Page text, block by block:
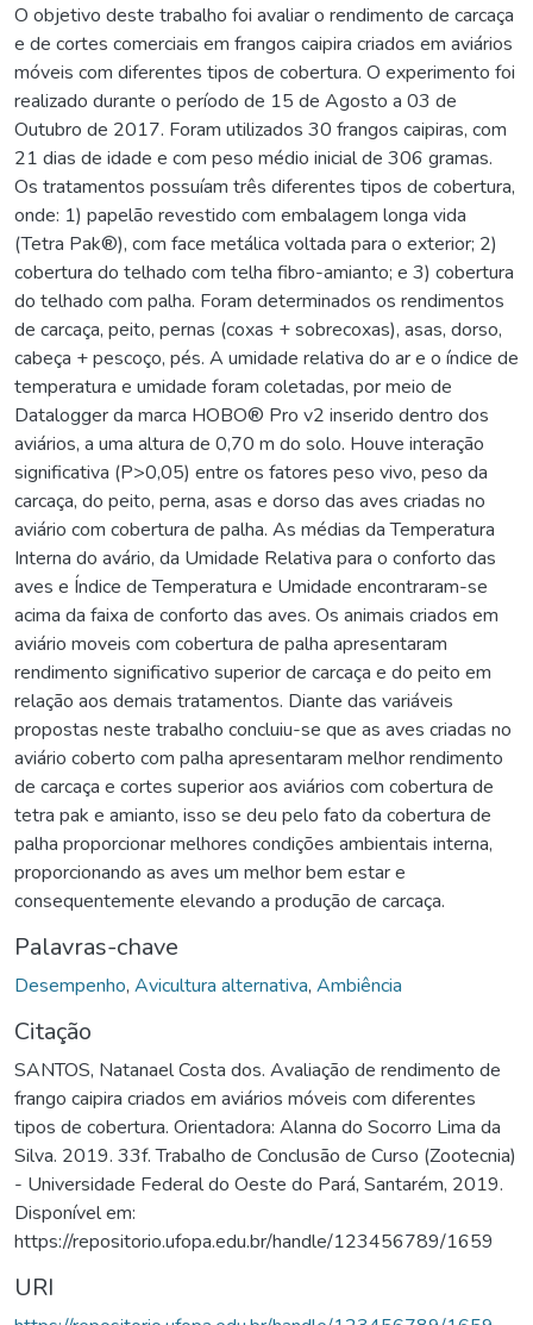
O objetivo deste trabalho foi avaliar o rendimento de carcaça
e de cortes comerciais em frangos caipira criados em aviários
móveis com diferentes tipos de cobertura. O experimento foi
realizado durante o período de 15 de Agosto a 03 de
Outubro de 2017. Foram utilizados 30 frangos caipiras, com
21 dias de idade e com peso médio inicial de 306 gramas.
Os tratamentos possuíam três diferentes tipos de cobertura,
onde: 1) papelão revestido com embalagem longa vida
(Tetra Pak®), com face metálica voltada para o exterior; 2)
cobertura do telhado com telha fibro-amianto; e 3) cobertura
do telhado com palha. Foram determinados os rendimentos
de carcaça, peito, pernas (coxas + sobrecoxas), asas, dorso,
cabeça + pescoço, pés. A umidade relativa do ar e o índice de
temperatura e umidade foram coletadas, por meio de
Datalogger da marca HOBO® Pro v2 inserido dentro dos
aviários, a uma altura de 0,70 m do solo. Houve interação
significativa (P>0,05) entre os fatores peso vivo, peso da
carcaça, do peito, perna, asas e dorso das aves criadas no
aviário com cobertura de palha. As médias da Temperatura
Interna do avário, da Umidade Relativa para o conforto das
aves e Índice de Temperatura e Umidade encontraram-se
acima da faixa de conforto das aves. Os animais criados em
aviário moveis com cobertura de palha apresentaram
rendimento significativo superior de carcaça e do peito em
relação aos demais tratamentos. Diante das variáveis
propostas neste trabalho concluiu-se que as aves criadas no
aviário coberto com palha apresentaram melhor rendimento
de carcaça e cortes superior aos aviários com cobertura de
tetra pak e amianto, isso se deu pelo fato da cobertura de
palha proporcionar melhores condições ambientais interna,
proporcionando as aves um melhor bem estar e
consequentemente elevando a produção de carcaça.
Palavras-chave
Desempenho, Avicultura alternativa, Ambiência
Citação
SANTOS, Natanael Costa dos. Avaliação de rendimento de
frango caipira criados em aviários móveis com diferentes
tipos de cobertura. Orientadora: Alanna do Socorro Lima da
Silva. 2019. 33f. Trabalho de Conclusão de Curso (Zootecnia)
- Universidade Federal do Oeste do Pará, Santarém, 2019.
Disponível em:
https://repositorio.ufopa.edu.br/handle/123456789/1659
URI